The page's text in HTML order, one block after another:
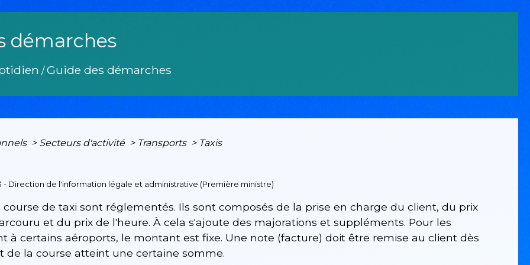
démarches
/Guide des démarches
> Secteurs d'activité > Transports > Taxis
- Direction de l'information légale et administrative (Première ministre)
course de taxi sont réglementés. Ils sont composés de la prise en charge du client, du prix
et du prix de l'heure. À cela s'ajoute des majorations et suppléments. Pour les
à certains aéroports, le montant est fixe. Une note (facture) doit être remise au client dès
de la course atteint une certaine somme.